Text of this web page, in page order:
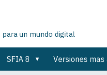
un mundo digital
SFIA 8 Versiones mas